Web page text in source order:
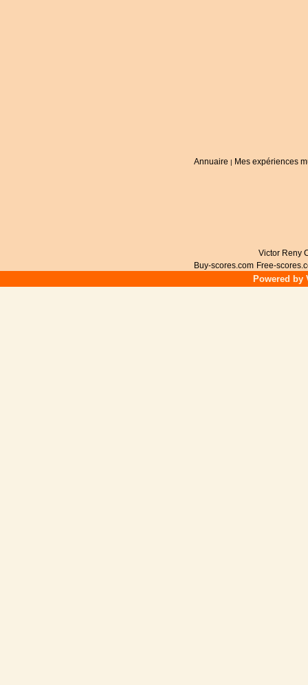
Annuaire | Mes expériences
Victor Reny
Buy-scores.com Free-
Powered by